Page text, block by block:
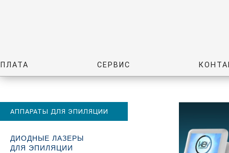
СЕРВИС
АППАРАТЫ ДЛЯ ЭПИЛЯЦИИ
ДИОДНЫЕ ЛАЗЕРЫ
ДЛЯ ЭПИЛЯЦИИ